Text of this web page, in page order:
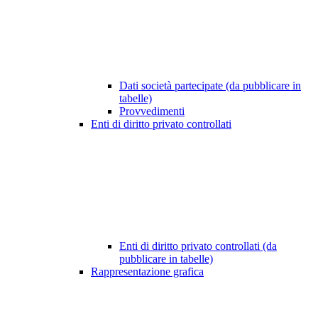
Dati società partecipate (da pubblicare in
tabelle)
Provvedimenti
Enti di diritto privato controllati
Enti di diritto privato controllati (da
pubblicare in tabelle)
Rappresentazione grafica